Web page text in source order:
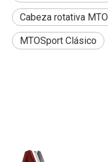
Cabeza rotativa MTO
MTOSport Clásico